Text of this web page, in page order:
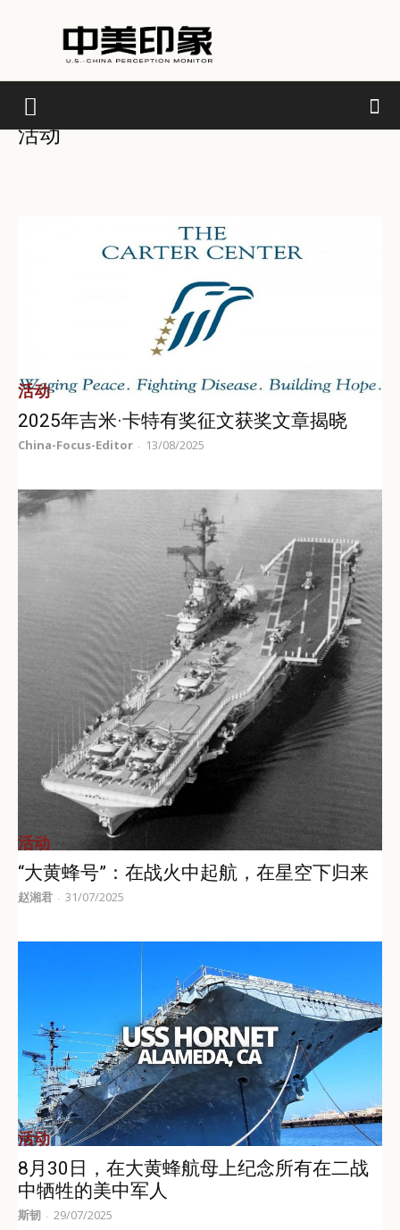
活动
活动
2025年吉米·卡特有奖征文获奖文章揭晓
China-Focus-Editor - 13/08/2025
活动
“大黄蜂号”：在战火中起航，在星空下归来
赵湘君 - 31/07/2025
活动
8月30日，在大黄蜂航母上纪念所有在二战
中牺牲的美中军人
斯韧 - 29/07/2025